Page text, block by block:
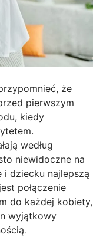
że
pierwszym
kiedy
według
niewidoczne na
i dziecku najlepszą
połączenie
do każdej kobiety,
wyjątkowy
.